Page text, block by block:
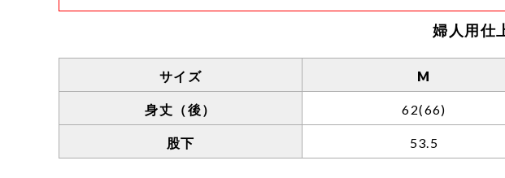
一般的な股下の計測方法は、足の付け根から裾までの長さとなり
また、以下の理由からボトムの丈が短めの設定となっております。
●生地に厚みがあり、靴下をはいた場合、肌着と重なる部分が膨れ
婦人用仕
サイズ M
身丈（後） 62(66)
股下 53.5